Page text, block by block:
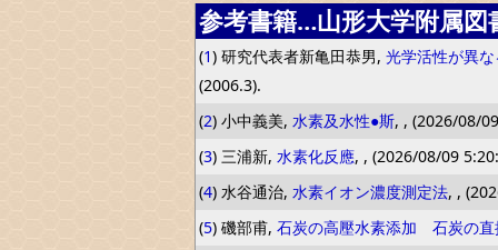
参考書籍…山形大学附属図
(1) 研究代表者新亀田恭男, 光学活性が異
(2006.3).
(2) 小中義美, 水素及水性●斯, , (2026/08/
(3) 三浦新, 水素化反應, , (2026/08/09
(4) 水谷通治, 水素イオン濃度測定法, ,
(5) 磯部甫, 石炭の高壓水素添加 石炭の直